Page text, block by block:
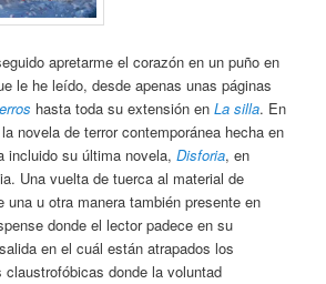
apretarme el corazón en un puño en
le he leído, desde apenas unas páginas
hasta toda su extensión enLa silla. En
novela de terror contemporánea hecha en
incluido su última novela,Disforia, en
Una vuelta de tuerca al material de
una u otra manera también presente en
donde el lector padece en su
en el cuál están atrapados los
donde la voluntad